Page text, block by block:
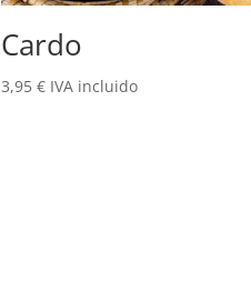
Cardo
3,95€ IVA incluido